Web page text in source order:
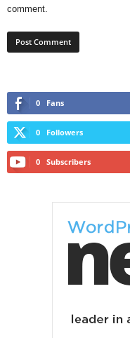
comment.
0 Fans
0 Followers
0 Subscribers